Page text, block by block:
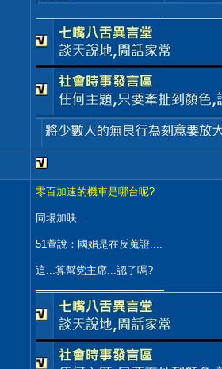
零百加速的機車是哪台呢?
同場加映...
51萱說：國娼是在反蒐證....
這...算幫党主席...認了嗎?